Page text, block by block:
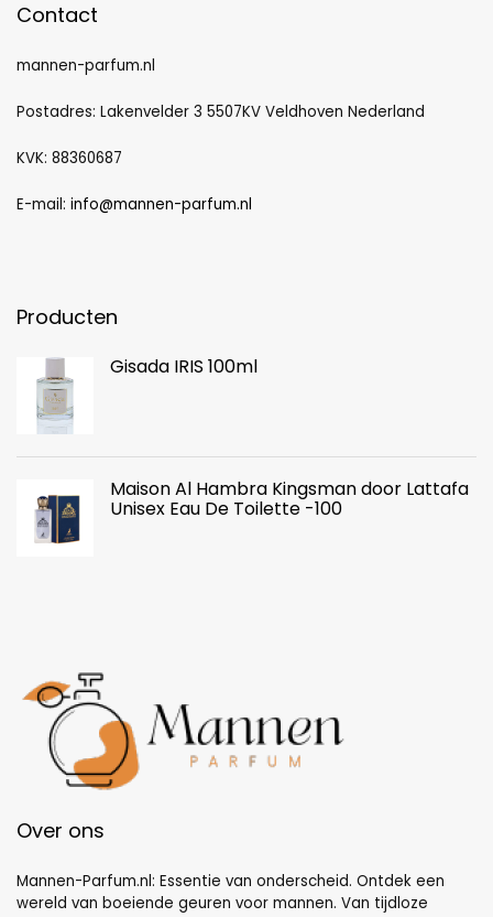
Contact
mannen-parfum.nl
Postadres: Lakenvelder 3 5507KV Veldhoven Nederland
KVK: 88360687
E-mail: info@mannen-parfum.nl
Producten
Gisada IRIS 100ml
Maison Al Hambra Kingsman door Lattafa
Unisex Eau De Toilette -100
Over ons
Mannen-Parfum.nl: Essentie van onderscheid. Ontdek een
wereld van boeiende geuren voor mannen. Van tijdloze